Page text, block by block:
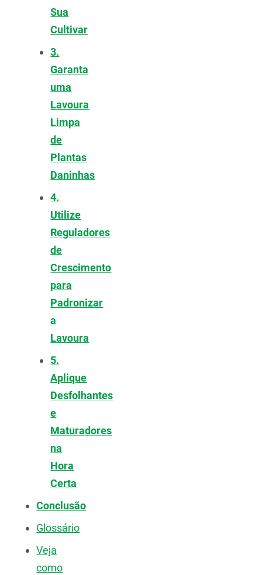
Sua
Cultivar
3.
Garanta
uma
Lavoura
Limpa
de
Plantas
Daninhas
4.
Utilize
Reguladores
de
Crescimento
para
Padronizar
a
Lavoura
5.
Aplique
Desfolhantes
e
Maturadores
na
Hora
Certa
Conclusão
Glossário
Veja
como